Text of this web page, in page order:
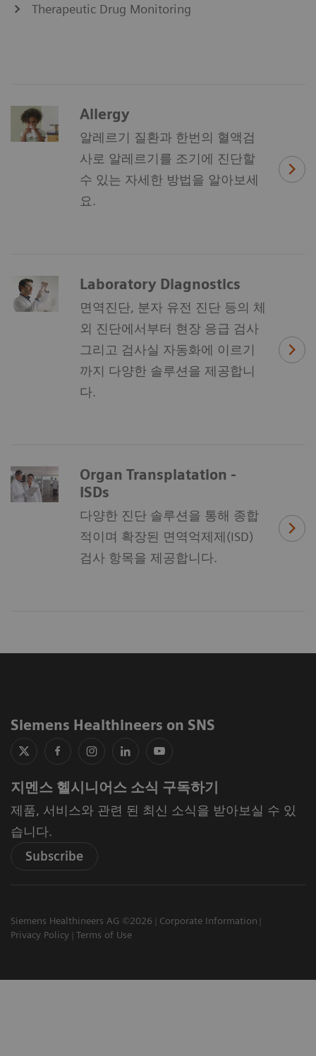
Therapeutic Drug Monitoring
Allergy
알레르기 질환과 한번의 혈액검
사로 알레르기를 조기에 진단할
수 있는 자세한 방법을 알아보세
요.
Laboratory Diagnostics
면역진단, 분자 유전 진단 등의 체
외 진단에서부터 현장 응급 검사
그리고 검사실 자동화에 이르기
까지 다양한 솔루션을 제공합니
다.
Organ Transplatation -
ISDs
다양한 진단 솔루션을 통해 종합
적이며 확장된 면역억제제(ISD)
검사 항목을 제공합니다.
Siemens Healthineers on SNS
지멘스 헬시니어스 소식 구독하기
제품, 서비스와 관련 된 최신 소식을 받아보실 수 있
습니다.
Subscribe
Siemens Healthineers AG ©2026
Corporate Information
Privacy Policy
Terms of Use